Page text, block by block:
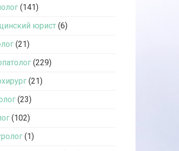
(141)
юрист (6)
(21)
(229)
(21)
(23)
(102)
(1)